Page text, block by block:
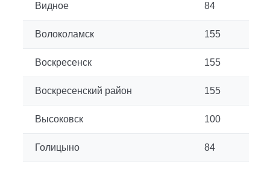
Видное 84
Волоколамск 155
Воскресенск 155
Воскресенский район 155
Высоковск 100
Голицыно 84